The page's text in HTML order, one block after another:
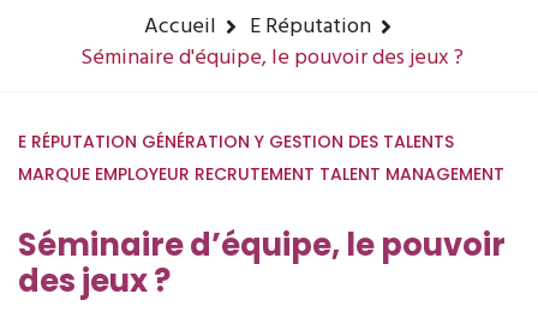
Accueil
E Réputation
Séminaire d'équipe, le pouvoir des jeux ?
E RÉPUTATION GÉNÉRATION Y GESTION DES TALENTS
MARQUE EMPLOYEUR RECRUTEMENT TALENT MANAGEMENT
Séminaire d’équipe, le pouvoir
des jeux ?